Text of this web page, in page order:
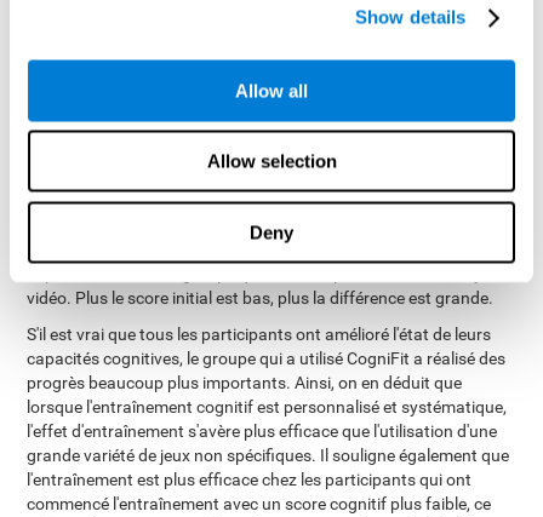
Show details
Allow all
Allow selection
Deny
rendement dans la plupart des capacités cognitives mesurées.
amélioré toutes les capacités cognitives mesurées. De plus, ce
même groupe a également montré dans 4 des capacités
cognitives mesurées une amélioration significativement
supérieure à celle du groupe témoin. Ces quatre capacités
cognitives étaient : attention concentrée (P<.0001),
(P<.01) et flexibilité cognitive (P<.01). L'analyse régressive des
évaluations indique que, lorsque le score initial était faible,
l'amélioration dans le groupe qui avait utilisé CogniFit était
vidéo. Plus le score initial est bas, plus la différence est grande.
S'il est vrai que tous les participants ont amélioré l'état de leurs
capacités cognitives, le groupe qui a utilisé CogniFit a réalisé des
progrès beaucoup plus importants. Ainsi, on en déduit que
lorsque l'entraînement cognitif est personnalisé et systématique,
l'effet d'entraînement s'avère plus efficace que l'utilisation d'une
grande variété de jeux non spécifiques. Il souligne également que
l'entraînement est plus efficace chez les participants qui ont
commencé l'entraînement avec un score cognitif plus faible, ce